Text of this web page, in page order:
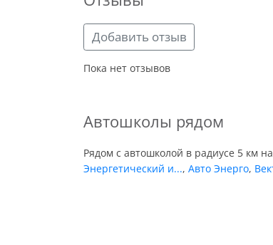
Добавить отзыв
Пока нет отзывов
Автошколы рядом
Рядом с автошколой в радиусе 5 км
Энергетический и..., Авто Энерго,